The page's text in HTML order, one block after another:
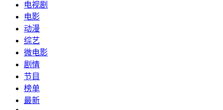
电视剧
电影
动漫
综艺
微电影
剧情
节目
榜单
最新